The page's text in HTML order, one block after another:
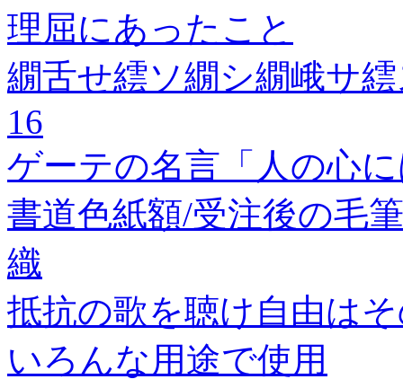
理屈にあったこと
繝舌せ繧ソ繝シ繝峨サ
16
ゲーテの名言「人の心
書道色紙額/受注後の毛
織
抵抗の歌を聴け自由は
いろんな用途で使用